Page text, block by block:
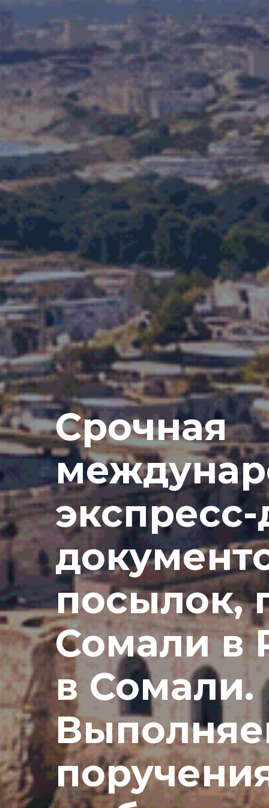
Срочная
посылок,
Сомали в
в Сомали.